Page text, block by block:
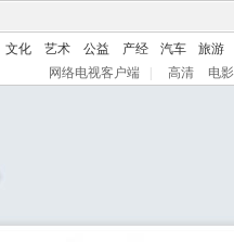
文化 艺术 公益 产经 汽车 旅游
网络电视客户端 高清 电影